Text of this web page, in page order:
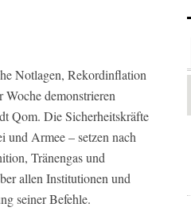
Notlagen, Rekordinflation
Woche demonstrieren
Qom. Die Sicherheitskräfte
Armee – setzen nach
Tränengas und
allen Institutionen und
seiner Befehle.